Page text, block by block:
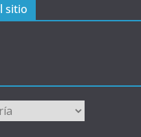
sitio